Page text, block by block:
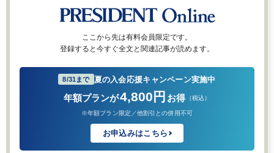
ここから先は有料会員限定です。
登録すると今すぐ全文と関連記事が読めます。
8/31まで 夏の入会応援キャンペーン実施中
年額プランが4,800円 お得 （税込）
※年額プラン限定／他割引との併用不可
お申込みはこちら